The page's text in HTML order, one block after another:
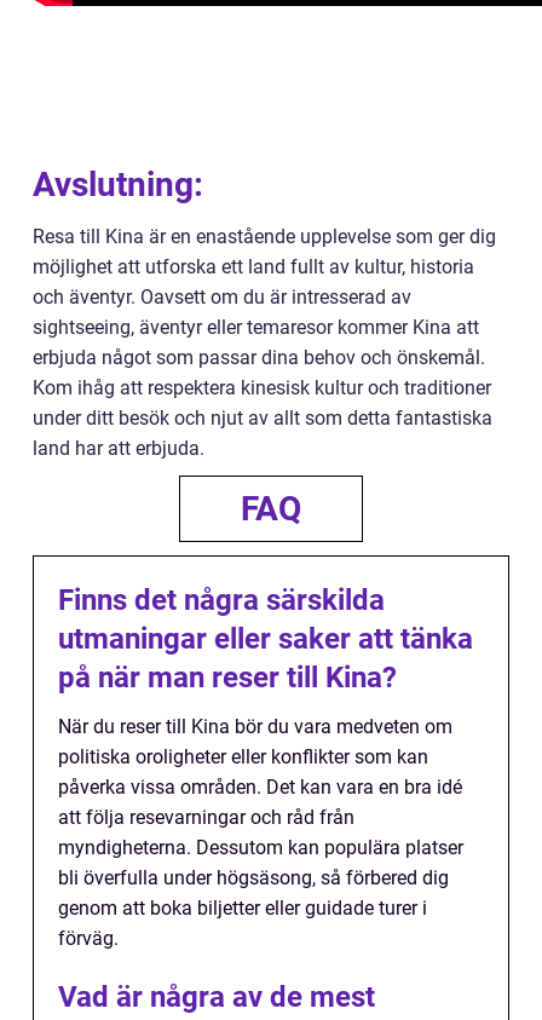
Avslutning:
Resa till Kina är en enastående upplevelse som ger dig
möjlighet att utforska ett land fullt av kultur, historia
och äventyr. Oavsett om du är intresserad av
sightseeing, äventyr eller temaresor kommer Kina att
erbjuda något som passar dina behov och önskemål.
Kom ihåg att respektera kinesisk kultur och traditioner
under ditt besök och njut av allt som detta fantastiska
land har att erbjuda.
FAQ
Finns det några särskilda
utmaningar eller saker att tänka
på när man reser till Kina?
När du reser till Kina bör du vara medveten om
politiska oroligheter eller konflikter som kan
påverka vissa områden. Det kan vara en bra idé
att följa resevarningar och råd från
myndigheterna. Dessutom kan populära platser
bli överfulla under högsäsong, så förbered dig
genom att boka biljetter eller guidade turer i
förväg.
Vad är några av de mest